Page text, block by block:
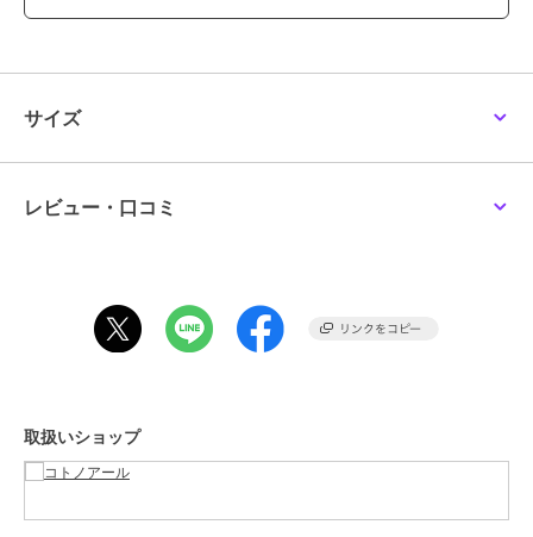
【ワンピース】
袖口と裾のシフォンは軽やかな印象に仕上げています
商品カテゴリ スーツ・セットアップ
スーツアイテム
素材
表地：ポリエステル100％
サイズ
レビュー・口コミ
取扱いショップ